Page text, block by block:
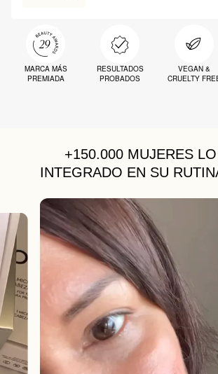
MARCA MÁS
PREMIADA
RESULTADOS
PROBADOS
VEGAN &
CRUELTY
+150.000 MUJERES
INTEGRADO EN SU